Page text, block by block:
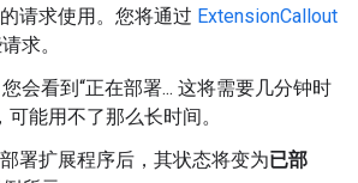
请求使用。您将通过 ExtensionCallout
求。
会看到“正在部署... 这将需要几分钟时
可能用不了那么长时间。
署扩展程序后，其状态将变为已部